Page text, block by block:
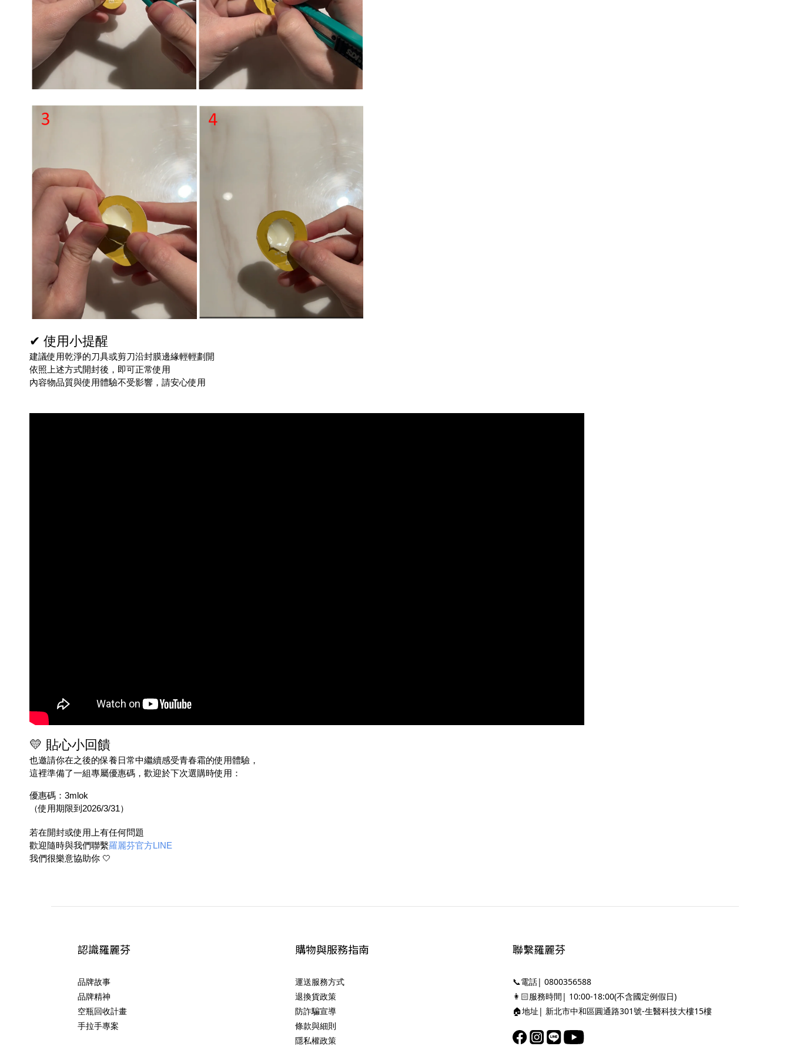
✔ 使用小提醒
建議使用乾淨的刀具或剪刀沿封膜邊緣輕輕劃開
依照上述方式開封後，即可正常使用
內容物品質與使用體驗不受影響，請安心使用
💛 貼心小回饋
也邀請你在之後的保養日常中繼續感受青春霜的使用體驗，
這裡準備了一組專屬優惠碼，歡迎於下次選購時使用：
優惠碼：3mlok
（使用期限到2026/3/31）
若在開封或使用上有任何問題
歡迎隨時與我們聯繫羅麗芬官方LINE
我們很樂意協助你 🤍
認識羅麗芬
品牌故事
品牌精神
空瓶回收計畫
手拉手專案
購物與服務指南
運送服務方式
退換貨政策
防詐騙宣導
條款與細則
隱私權政策
聯繫羅麗芬
📞電話| 0800356588
👩🏻服務時間| 10:00-18:00(不含國定例假日)
🏠地址| 新北市中和區圓通路301號-生醫科技大樓15樓